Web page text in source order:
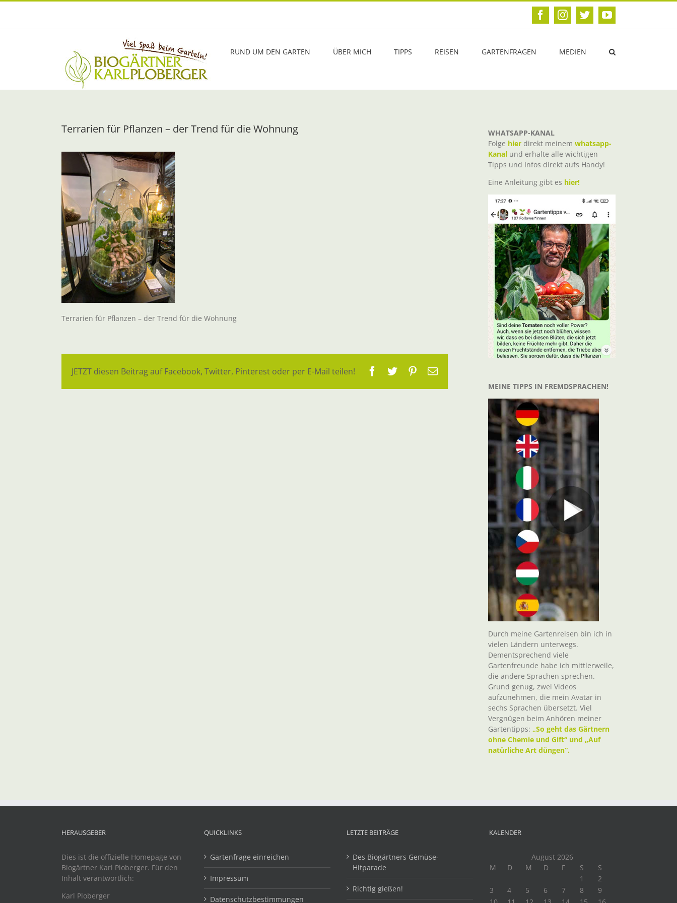
Zum
FacebookInstagram
TwitterYouTube
RUND UM DEN GARTEN ÜBER MICH TIPPS REISEN GARTENFRAGEN MEDIEN
Terrarien für Pflanzen – der Trend für die Wohnung
Terrarien für Pflanzen – der Trend für die Wohnung
JETZT diesen Beitrag auf Facebook, Twitter, Pinterest oder per E-Mail teilen! Facebook
TwitterPinterest
E-
WHATSAPP-KANAL
Folge hier direkt meinem whatsapp-
Kanal und erhalte alle wichtigen
Tipps und Infos direkt aufs Handy!
Eine Anleitung gibt es hier!
MEINE TIPPS IN FREMDSPRACHEN!
Durch meine Gartenreisen bin ich in
vielen Ländern unterwegs.
Dementsprechend viele
Gartenfreunde habe ich mittlerweile,
die andere Sprachen sprechen.
Grund genug, zwei Videos
aufzunehmen, die mein Avatar in
sechs Sprachen übersetzt. Viel
Vergnügen beim Anhören meiner
Gartentipps: „So geht das Gärtnern
ohne Chemie und Gift“ und „Auf
natürliche Art düngen“.
HERAUSGEBER
Dies ist die offizielle Homepage von
Biogärtner Karl Ploberger. Für den
Inhalt verantwortlich:
Karl Ploberger
QUICKLINKS
Gartenfrage einreichen
Impressum
Datenschutzbestimmungen
LETZTE BEITRÄGE
Des Biogärtners Gemüse-
Hitparade
Richtig gießen!
KALENDER
August 2026
M
D M D F S
S
1
2
3
4 5 6 7 8
9